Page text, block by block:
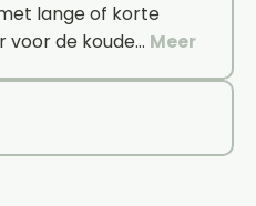
lange of korte
voor de koude… Meer